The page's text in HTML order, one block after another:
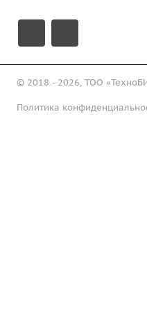
© 2018 - 2026, ТОО
Политика